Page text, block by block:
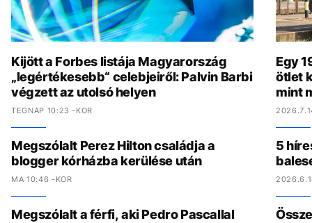
Kijött a Forbes listája Magyarország
„legértékesebb“ celebjeiről: Palvin Barbi
végzett az utolsó helyen
TEGNAP 10:23 -KOR
Megszólalt Perez Hilton családja a
blogger kórházba kerülése után
MA 10:46 -KOR
Megszólalt a férfi, aki Pedro Pascallal
Egy
ötlet
mint
5